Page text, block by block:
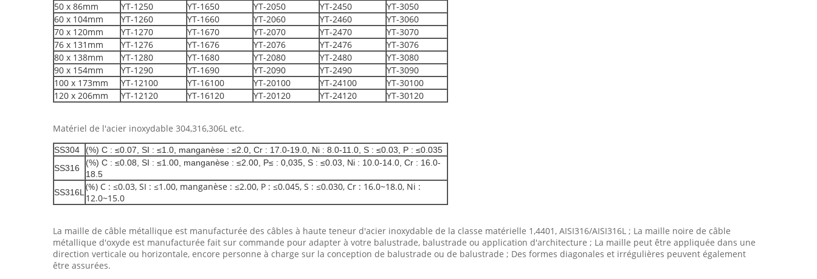
50 x 86mm
YT-1250 YT-1650 YT-2050 YT-2450
YT-3050
60 x 104mm
YT-1260 YT-1660 YT-2060 YT-2460
YT-3060
70 x 120mm
YT-1270 YT-1670 YT-2070 YT-2470
YT-3070
76 x 131mm
YT-1276 YT-1676 YT-2076 YT-2476
YT-3076
80 x 138mm
YT-1280 YT-1680 YT-2080 YT-2480
YT-3080
90 x 154mm
YT-1290 YT-1690 YT-2090 YT-2490
YT-3090
100 x 173mm
YT-12100 YT-16100 YT-20100 YT-24100
YT-30100
120 x 206mm
YT-12120 YT-16120 YT-20120 YT-24120 YT-30120
Matériel de l'acier inoxydable 304,316,306L etc.
SS304
(%) C : ≤0.07, SI : ≤1.0, manganèse : ≤2.0, Cr : 17.0-19.0, Ni : 8.0-11.0, S : ≤0.03, P : ≤0.035
SS316
(%) C : ≤0.08, SI : ≤1.00, manganèse : ≤2.00, P≤ : 0,035, S : ≤0.03, Ni : 10.0-14.0, Cr : 16.0-
18.5
SS316L (%) C : ≤0.03, SI : ≤1.00, manganèse : ≤2.00, P : ≤0.045, S : ≤0.030, Cr : 16.0~18.0, Ni :
12.0~15.0
La maille de câble métallique est manufacturée des câbles à haute teneur d'acier inoxydable de la classe matérielle 1,4401, AISI316/AISI316L ; La maille noire de câble
métallique d'oxyde est manufacturée fait sur commande pour adapter à votre balustrade, balustrade ou application d'architecture ; La maille peut être appliquée dans une
direction verticale ou horizontale, encore personne à charge sur la conception de balustrade ou de balustrade ; Des formes diagonales et irrégulières peuvent également
être assurées.